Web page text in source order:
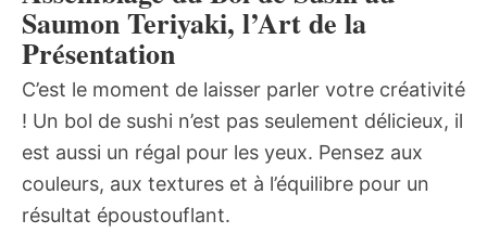
Saumon Teriyaki, l’Art de la
Présentation
C’est le moment de laisser parler votre créativité
! Un bol de sushi n’est pas seulement délicieux, il
est aussi un régal pour les yeux. Pensez aux
couleurs, aux textures et à l’équilibre pour un
résultat époustouflant.